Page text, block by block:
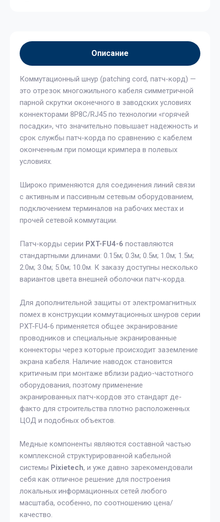
Описание
Коммутационный шнур (patching cord, патч-корд) —
это отрезок многожильного кабеля симметричной
парной скрутки оконечного в заводских условиях
коннекторами 8P8C/RJ45 по технологии «горячей
посадки», что значительно повышает надежность и
срок службы патч-корда по сравнению с кабелем
оконченным при помощи кримпера в полевых
условиях.
Широко применяются для соединения линий связи
с активным и пассивным сетевым оборудованием,
подключением терминалов на рабочих местах и
прочей сетевой коммутации.
Патч-корды серии PXT-FU4-6 поставляются
стандартными длинами: 0.15м; 0.3м; 0.5м; 1.0м; 1.5м;
2.0м; 3.0м; 5.0м; 10.0м. К заказу доступны несколько
вариантов цвета внешней оболочки патч-корда.
Для дополнительной защиты от электромагнитных
помех в конструкции коммутационных шнуров серии
PXT-FU4-6 применяется общее экранирование
проводников и специальные экранированные
коннекторы через которые происходит заземление
экрана кабеля. Наличие наводок становится
критичным при монтаже вблизи радио-частотного
оборудования, поэтому применение
экранированных патч-кордов это стандарт де-
факто для строительства плотно расположенных
ЦОД и подобных объектов.
Медные компоненты являются составной частью
комплексной структурированной кабельной
системы Pixietech, и уже давно зарекомендовали
себя как отличное решение для построения
локальных информационных сетей любого
масштаба, особенно, по соотношению цена/
качество.